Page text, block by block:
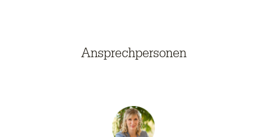
Ansprechpersonen